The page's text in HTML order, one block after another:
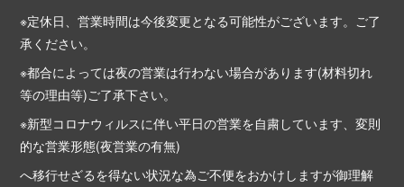
※定休日、営業時間は今後変更となる可能性がございます。ご了
承ください。
※都合によっては夜の営業は行わない場合があります(材料切れ
等の理由等)ご了承下さい。
※新型コロナウィルスに伴い平日の営業を自粛しています、変則
的な営業形態(夜営業の有無)
へ移行せざるを得ない状況な為ご不便をおかけしますが御理解